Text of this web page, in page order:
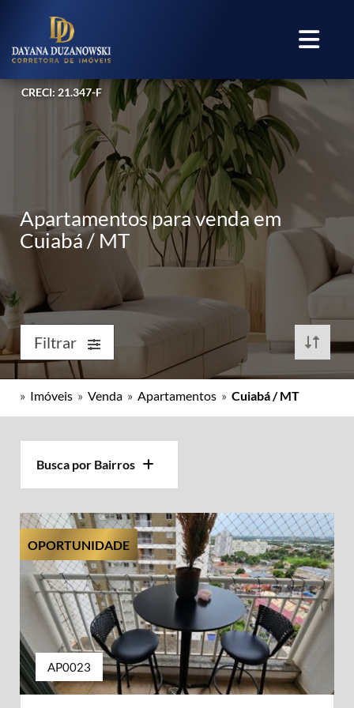
CRECI: 21.347-F
Apartamentos para venda em
Cuiabá / MT
Filtrar
» Imóveis » Venda » Apartamentos » Cuiabá / MT
Busca por Bairros
OPORTUNIDADE
AP0023